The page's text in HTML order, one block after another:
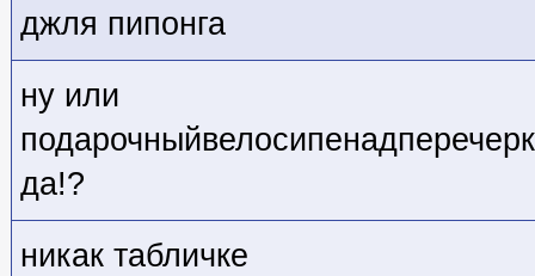
джля пипонга
ну или
да!?
никак табличке